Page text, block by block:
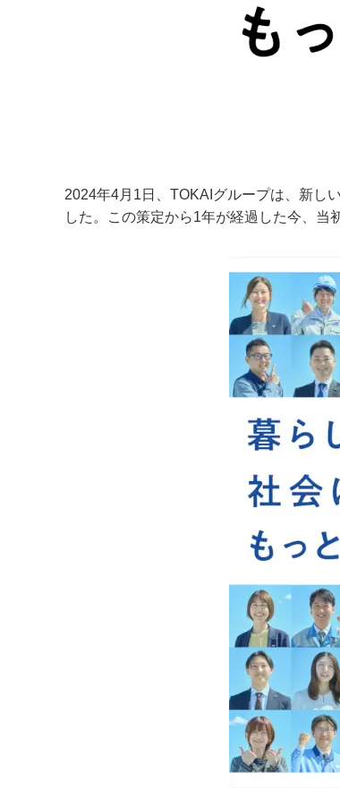
2024年4月1日、TOKAIグループは、新し
した。この策定から1年が経過した今、当